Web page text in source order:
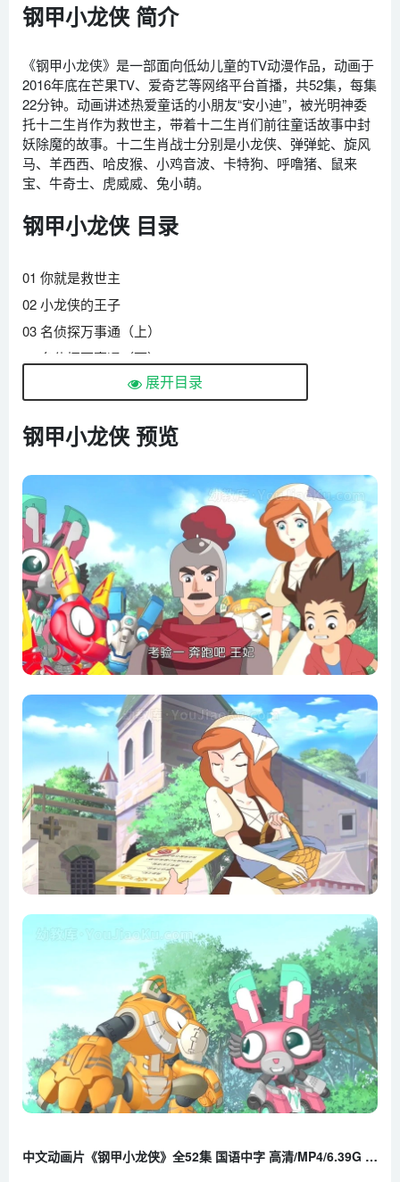
钢甲小龙侠 简介
《钢甲小龙侠》是一部面向低幼儿童的TV动漫作品，动画于
2016年底在芒果TV、爱奇艺等网络平台首播，共52集，每集
22分钟。动画讲述热爱童话的小朋友“安小迪”，被光明神委
托十二生肖作为救世主，带着十二生肖们前往童话故事中封
妖除魔的故事。十二生肖战士分别是小龙侠、弹弹蛇、旋风
马、羊西西、哈皮猴、小鸡音波、卡特狗、呼噜猪、鼠来
宝、牛奇士、虎威威、兔小萌。
钢甲小龙侠 目录
01 你就是救世主
02 小龙侠的王子
03 名侦探万事通（上）
04 名侦探万事通（下）
07 雪白公主（上）
09 恐怖的潜伏者
10 阿里巴巴大战四十大盗（上）
11 阿里巴巴大战四十大盗（下）
12 幕后主使者
13 想变成人类的木头人（上）
14 想变成人类的木头人（下）
15 拜见美发公主
16 桃乐西的翡国刺激旅行（上）
17 桃乐西的翡国刺激旅行（下）
18 失踪的送货员
19 一打七幸运小缝衣师（上）
20 一打七幸运小缝衣师（下）
21 神奇金蛋鸡
22 神灯的愿望（上）
23 神灯的愿望（下）
24 迷糊公主的昏睡病
25 冒险王辛阿达（上）
26 冒险王辛阿达（下）
27 营救好朋友行动（上）
28 营救好朋友行动（下）
29 荒岛奇遇记（上）
30 荒岛奇遇记（下）
31 牧鹅姑娘
32 酋长的戒指
34 梅山与亚当（下）
展开目录
钢甲小龙侠 预览
中文动画片《钢甲小龙侠》全52集 国语中字 高清/MP4/6.39G 百度云网盘下载